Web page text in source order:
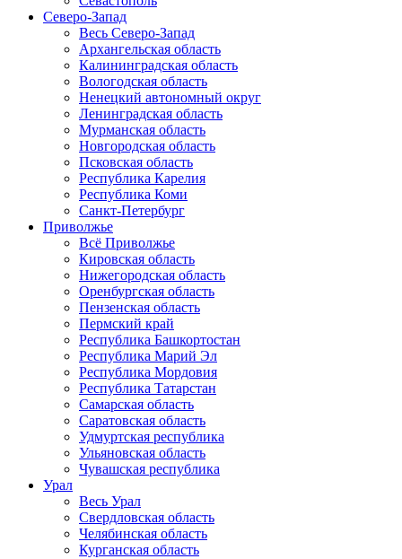
Северо-Запад
Весь Северо-Запад
Архангельская область
Калининградская область
Вологодская область
Ненецкий автономный округ
Ленинградская область
Мурманская область
Новгородская область
Псковская область
Республика Карелия
Республика Коми
Санкт-Петербург
Приволжье
Всё Приволжье
Кировская область
Нижегородская область
Оренбургская область
Пензенская область
Пермский край
Республика Башкортостан
Республика Марий Эл
Республика Мордовия
Республика Татарстан
Самарская область
Саратовская область
Удмуртская республика
Ульяновская область
Чувашская республика
Урал
Весь Урал
Свердловская область
Челябинская область
Курганская область